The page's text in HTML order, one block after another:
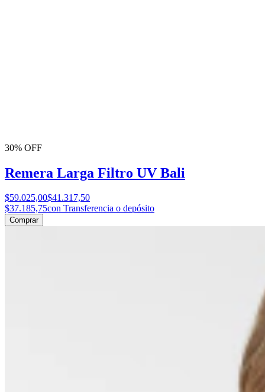
30% OFF
Remera Larga Filtro UV Bali
$59.025,00$41.317,50
$37.185,75con Transferencia o depósito
Comprar